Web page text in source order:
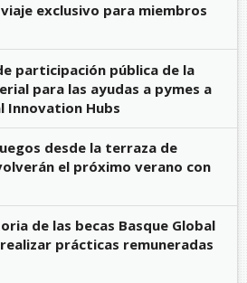
exclusivo para miembros
participación pública de la
para las ayudas a pymes a
Innovation Hubs
desde la terraza de
el próximo verano con
de las becas Basque Global
prácticas remuneradas